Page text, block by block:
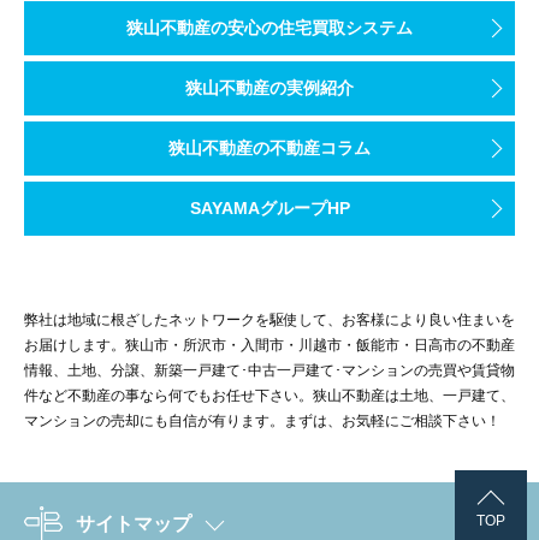
狭山不動産の安心の住宅買取システム
狭山不動産の実例紹介
狭山不動産の不動産コラム
SAYAMAグループHP
弊社は地域に根ざしたネットワークを駆使して、お客様により良い住まいを
お届けします。狭山市・所沢市・入間市・川越市・飯能市・日高市の不動産
情報、土地、分譲、新築一戸建て･中古一戸建て･マンションの売買や賃貸物
件など不動産の事なら何でもお任せ下さい。狭山不動産は土地、一戸建て、
マンションの売却にも自信が有ります。まずは、お気軽にご相談下さい！
TOP
サイトマップ